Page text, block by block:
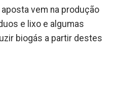
vem na produção
e lixo e algumas
biogás a partir destes